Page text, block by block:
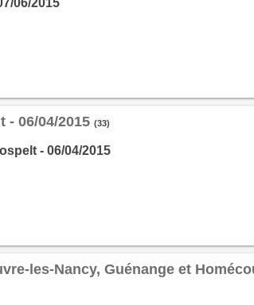
06/2015
- 06/04/2015 (33)
- 06/04/2015
les-Nancy, Guénange et